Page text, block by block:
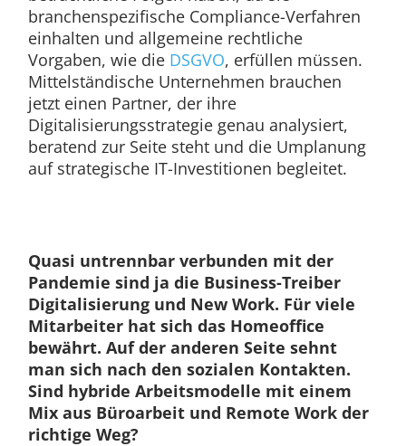
branchenspezifische Compliance-Verfahren
einhalten und allgemeine rechtliche
Vorgaben, wie die DSGVO, erfüllen müssen.
Mittelständische Unternehmen brauchen
jetzt einen Partner, der ihre
Digitalisierungsstrategie genau analysiert,
beratend zur Seite steht und die Umplanung
auf strategische IT-Investitionen begleitet.
Quasi untrennbar verbunden mit der
Pandemie sind ja die Business-Treiber
Digitalisierung und New Work. Für viele
Mitarbeiter hat sich das Homeoffice
bewährt. Auf der anderen Seite sehnt
man sich nach den sozialen Kontakten.
Sind hybride Arbeitsmodelle mit einem
Mix aus Büroarbeit und Remote Work der
richtige Weg?